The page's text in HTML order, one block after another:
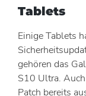
Tablets
Einige Tablets
gehören das
S10 Ultra.
Patch bereits